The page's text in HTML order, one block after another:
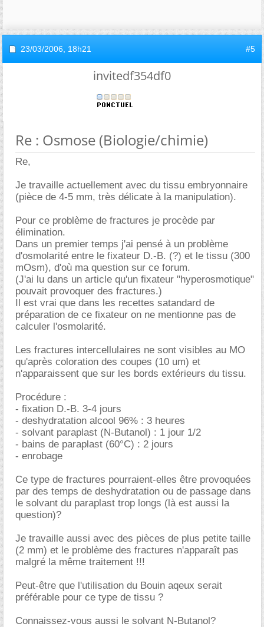
23/03/2006, 18h21 #5
invitedf354df0
Re : Osmose (Biologie/chimie)
Re,
Je travaille actuellement avec du tissu embryonnaire
(pièce de 4-5 mm, très délicate à la manipulation).
Pour ce problème de fractures je procède par
élimination.
Dans un premier temps j'ai pensé à un problème
d'osmolarité entre le fixateur D.-B. (?) et le tissu (300
mOsm), d'où ma question sur ce forum.
(J'ai lu dans un article qu'un fixateur "hyperosmotique"
pouvait provoquer des fractures.)
Il est vrai que dans les recettes satandard de
préparation de ce fixateur on ne mentionne pas de
calculer l'osmolarité.
Les fractures intercellulaires ne sont visibles au MO
qu'après coloration des coupes (10 um) et
n'apparaissent que sur les bords extérieurs du tissu.
Procédure :
- fixation D.-B. 3-4 jours
- deshydratation alcool 96% : 3 heures
- solvant paraplast (N-Butanol) : 1 jour 1/2
- bains de paraplast (60°C) : 2 jours
- enrobage
Ce type de fractures pourraient-elles être provoquées
par des temps de deshydratation ou de passage dans
le solvant du paraplast trop longs (là est aussi la
question)?
Je travaille aussi avec des pièces de plus petite taille
(2 mm) et le problème des fractures n'apparaît pas
malgré la même traitement !!!
Peut-être que l'utilisation du Bouin aqeux serait
préférable pour ce type de tissu ?
Connaissez-vous aussi le solvant N-Butanol?